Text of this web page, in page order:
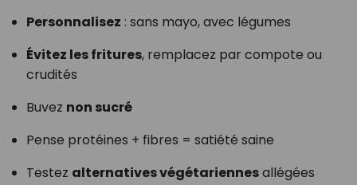
Personnalisez : sans mayo, avec légumes
Évitez les fritures, remplacez par compote ou
crudités
Buvez non sucré
Pense protéines + fibres = satiété saine
Testez alternatives végétariennesallégées